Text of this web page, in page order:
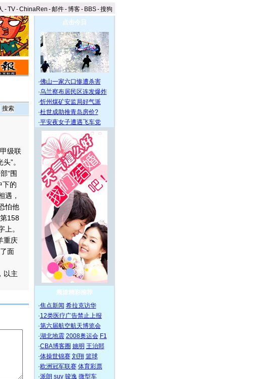
-TV-ChinaRen -邮件-博客- BBS-搜狗
级联
”。
“围
下的
遇，
怕他
158
。
重庆
面
以主
点击今日
·佛山一家六口惨遭杀害
·乌兰察布居民区连发爆炸
·忻州煤矿安监局好气派
·杜世成助推青岛房价?
·平安夜女子遭遇飞车党
频道精彩推荐
·焦点新闻 希拉克访华
·12类医疗广告禁止上报
·第六届航空航天博览会
·湖北地震 2008奥运会 F1
·CBA博客圈 姚明 王治郅
·体操世锦赛 刘翔 篮球
·欧洲冠军联赛 体育彩票
·派朗 suv 骏逸 微型车